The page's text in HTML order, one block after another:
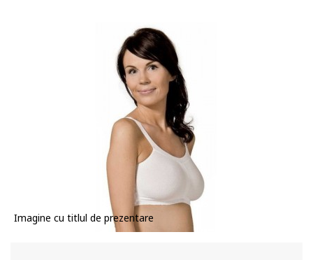
Imagine cu titlul de prezentare